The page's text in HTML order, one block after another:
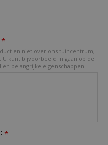
*
en niet over ons tuincentrum,
kunt bijvoorbeeld in gaan op de
belangrijke eigenschappen.
*